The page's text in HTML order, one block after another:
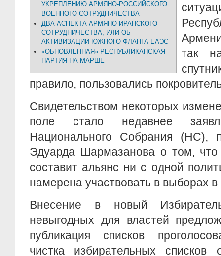
УКРЕПЛЕНИЮ АРМЯНО-РОССИЙСКОГО
ВОЕННОГО СОТРУДНИЧЕСТВА
ДВА АСПЕКТА АРМЯНО-ИРАНСКОГО
СОТРУДНИЧЕСТВА, ИЛИ ОБ
АКТИВИЗАЦИИ ЮЖНОГО ФЛАНГА ЕАЭС
«ОБНОВЛЕННАЯ» РЕСПУБЛИКАНСКАЯ
ПАРТИЯ НА МАРШЕ
так
правило, пользовались
Свидетельством некоторых
поле стало недавнее
Национального Собрания (НС),
Эдуарда Шармазанова о том,
составит альянс ни с одной
намерена участвовать в выборах в
Внесение в новый
невыгодных для властей
публикация списков
чистка избирательных